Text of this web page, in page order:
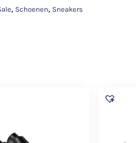
, Schoenen, Sneakers